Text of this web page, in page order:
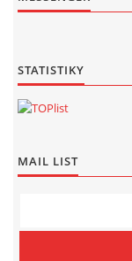
STATISTIKY
MAIL LIST